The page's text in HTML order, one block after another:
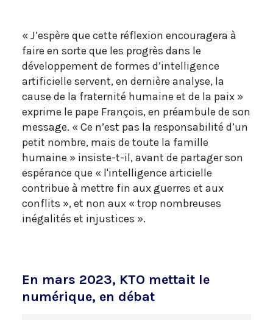
« J’espère que cette réflexion encouragera à
faire en sorte que les progrès dans le
développement de formes d’intelligence
artificielle servent, en dernière analyse, la
cause de la fraternité humaine et de la paix »
exprime le pape François, en préambule de son
message. « Ce n’est pas la responsabilité d’un
petit nombre, mais de toute la famille
humaine » insiste-t-il, avant de partager son
espérance que « l'intelligence articielle
contribue à mettre fin aux guerres et aux
conflits », et non aux « trop nombreuses
inégalités et injustices ».
En mars 2023, KTO mettait le
numérique, en débat